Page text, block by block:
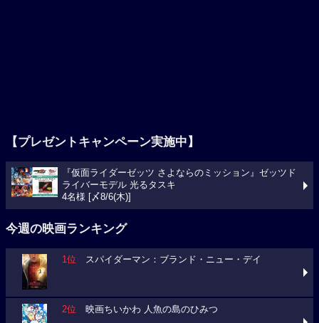
【プレゼントキャンペーン実施中】
『仮面ライダーゼッツ さよならのミッション』ゼッツド
ライバーモデル 光るタスキ
4名様 [〆8/6(木)]
今週の映画ランキング
1位 スパイダーマン：ブランド・ニュー・デイ
2位 映画ちいかわ 人魚の島のひみつ